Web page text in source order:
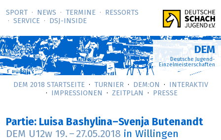
SPORT NEWS TERMINE
RESSORTS
SERVICE
DSJ-­INSIDE
DEM
Deutsche Jugend-
Einzelmeisterschaften
DEM 2018 STARTSEITE TURNIER DEM:ON
INTERAKTIV
IMPRESSIONEN
ZEITPLAN PRESSE
Partie: Luisa Bashylina–Svenja Butenandt
DEM U12w 19. – 27.05.2018 in Willingen